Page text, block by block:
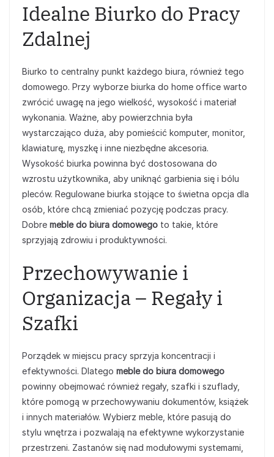
Idealne Biurko do Pracy
Zdalnej
Biurko to centralny punkt każdego biura, również tego
domowego. Przy wyborze biurka do home office warto
zwrócić uwagę na jego wielkość, wysokość i materiał
wykonania. Ważne, aby powierzchnia była
wystarczająco duża, aby pomieścić komputer, monitor,
klawiaturę, myszkę i inne niezbędne akcesoria.
Wysokość biurka powinna być dostosowana do
wzrostu użytkownika, aby uniknąć garbienia się i bólu
pleców. Regulowane biurka stojące to świetna opcja dla
osób, które chcą zmieniać pozycję podczas pracy.
Dobre meble do biura domowego to takie, które
sprzyjają zdrowiu i produktywności.
Przechowywanie i
Organizacja – Regały i
Szafki
Porządek w miejscu pracy sprzyja koncentracji i
efektywności. Dlatego meble do biura domowego
powinny obejmować również regały, szafki i szuflady,
które pomogą w przechowywaniu dokumentów, książek
i innych materiałów. Wybierz meble, które pasują do
stylu wnętrza i pozwalają na efektywne wykorzystanie
przestrzeni. Zastanów się nad modułowymi systemami,